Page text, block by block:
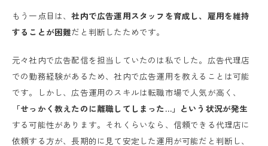
もう一点目は、社内で広告運用スタッフを育成し、雇用を維持
することが困難だと判断したためです。
元々社内で広告配信を担当していたのは私でした。広告代理店
での勤務経験があるため、社内で広告運用を教えることは可能
です。しかし、広告運用のスキルは転職市場で人気が高く、
「せっかく教えたのに離職してしまった…」という状況が発生
する可能性があります。それくらいなら、信頼できる代理店に
依頼する方が、長期的に見て安定した運用が可能だと判断し、